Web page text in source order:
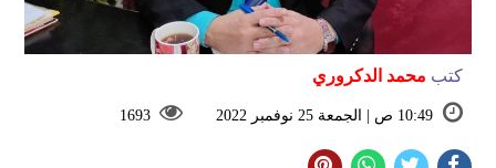
كتب محمد الدكروري
10:49 ص | الجمعة 25 نوفمبر 2022 1693